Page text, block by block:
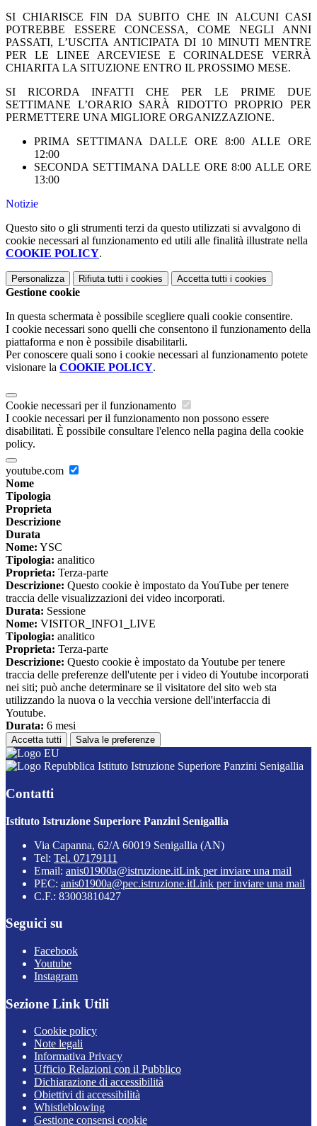
SI CHIARISCE FIN DA SUBITO CHE IN ALCUNI CASI
POTREBBE ESSERE CONCESSA, COME NEGLI ANNI
PASSATI, L’USCITA ANTICIPATA DI 10 MINUTI MENTRE
PER LE LINEE ARCEVIESE E CORINALDESE VERRÀ
CHIARITA LA SITUZIONE ENTRO IL PROSSIMO MESE.
SI RICORDA INFATTI CHE PER LE PRIME DUE
SETTIMANE L’ORARIO SARÀ RIDOTTO PROPRIO PER
PERMETTERE UNA MIGLIORE ORGANIZZAZIONE.
PRIMA SETTIMANA DALLE ORE 8:00 ALLE ORE
12:00
SECONDA SETTIMANA DALLE ORE 8:00 ALLE ORE
13:00
Notizie
Questo sito o gli strumenti terzi da questo utilizzati si avvalgono di
cookie necessari al funzionamento ed utili alle finalità illustrate nella
COOKIE POLICY.
Personalizza Rifiuta tutti i cookies Accetta tutti i cookies
Gestione cookie
In questa schermata è possibile scegliere quali cookie consentire.
I cookie necessari sono quelli che consentono il funzionamento della
piattaforma e non è possibile disabilitarli.
Per conoscere quali sono i cookie necessari al funzionamento potete
visionare la COOKIE POLICY.
Cookie necessari per il funzionamento
I cookie necessari per il funzionamento non possono essere
disabilitati. È possibile consultare l'elenco nella pagina della cookie
policy.
youtube.com
Nome
Tipologia
Proprieta
Descrizione
Durata
Nome: YSC
Tipologia: analitico
Proprieta: Terza-parte
Descrizione: Questo cookie è impostato da YouTube per tenere
traccia delle visualizzazioni dei video incorporati.
Durata: Sessione
Nome: VISITOR_INFO1_LIVE
Tipologia: analitico
Proprieta: Terza-parte
Descrizione: Questo cookie è impostato da Youtube per tenere
traccia delle preferenze dell'utente per i video di Youtube incorporati
nei siti; può anche determinare se il visitatore del sito web sta
utilizzando la nuova o la vecchia versione dell'interfaccia di
Youtube.
Durata: 6 mesi
Accetta tutti Salva le preferenze
Istituto Istruzione Superiore Panzini Senigallia
Contatti
Istituto Istruzione Superiore Panzini Senigallia
Via Capanna, 62/A 60019 Senigallia (AN)
Tel: Tel. 07179111
Email: anis01900a@istruzione.itLink per inviare una mail
PEC: anis01900a@pec.istruzione.itLink per inviare una mail
C.F.: 83003810427
Seguici su
Facebook
Youtube
Instagram
Sezione Link Utili
Cookie policy
Note legali
Informativa Privacy
Ufficio Relazioni con il Pubblico
Dichiarazione di accessibilità
Obiettivi di accessibilità
Whistleblowing
Gestione consensi cookie